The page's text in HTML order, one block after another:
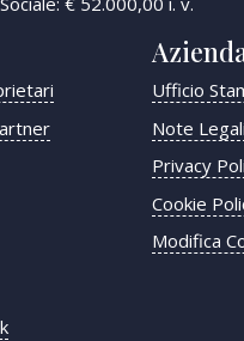
Ufficio
Note Legali
Privacy
Cookie
Modifica